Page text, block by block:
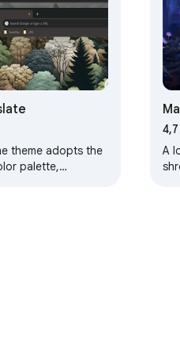
theme adopts the
palette,
4,7
A